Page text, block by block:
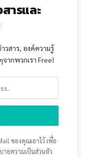
ารและ
วสาร, องค์ความรู้
ากพวกเรา Free!
ของคุณเอาไว้ เพื่อ
ายความเป็นส่วนตัว